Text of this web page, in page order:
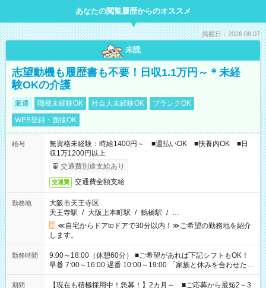
あなたの閲覧履歴からのオススメ
掲載日：2026.08.07
未読
志望動機も履歴書も不要！日収1.1万円～＊未経
験OKの介護
派遣 職種未経験OK 社会人未経験OK
ブランクOK
WEB登録・面接OK
給与
無資格未経験：時給1400円～ ■週払いOK ■扶養内OK ■日
収1万1200円以上
交通費別途支給あり
交通費 交通費全額支給
勤務地
大阪市天王寺区
天王寺駅 / 大阪上本町駅 / 鶴橋駅 / …
≪自宅からドアtoドアで30分以内！≫ご希望の勤務地を紹介
します。
勤務時間
9:00～18:00（休憩60分） ■ご希望があれば下記シフトもOK！
早番 7:00～16:00 遅番 10:00～19:00 「家族と休みを合わせた
い」 「余裕を持って夕飯の準備がしたい」 「できれば残業はし
たくない」 など、ご希望を教えてくださいね。 ※Wワーク希望
期間
【現在も積極採用中！急募！】2カ月～ ■ご応募から最短2～3